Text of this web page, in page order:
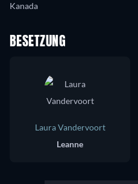
Kanada
BESETZUNG
Laura Vandervoort
Leanne